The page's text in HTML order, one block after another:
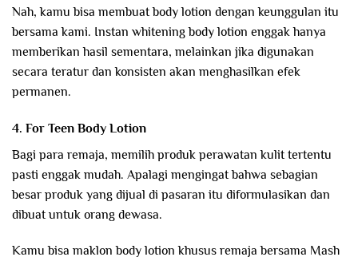
Nah, kamu bisa membuat body lotion dengan keunggulan itu
bersama kami. Instan whitening body lotion enggak hanya
memberikan hasil sementara, melainkan jika digunakan
secara teratur dan konsisten akan menghasilkan efek
permanen.
4. For Teen Body Lotion
Bagi para remaja, memilih produk perawatan kulit tertentu
pasti enggak mudah. Apalagi mengingat bahwa sebagian
besar produk yang dijual di pasaran itu diformulasikan dan
dibuat untuk orang dewasa.
Kamu bisa maklon body lotion khusus remaja bersama Mash